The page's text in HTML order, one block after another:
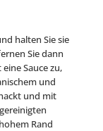
halten Sie sie
Sie dann
Sauce zu,
und
und mit
Rand